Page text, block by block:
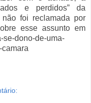
e perdidos” da
foi reclamada por
esse assunto em
se-dono-de-uma-